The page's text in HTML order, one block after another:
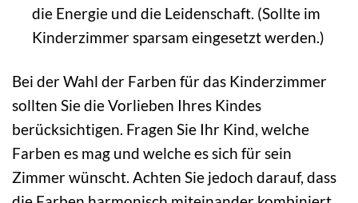
die Energie und die Leidenschaft. (Sollte im
Kinderzimmer sparsam eingesetzt werden.)
Bei der Wahl der Farben für das Kinderzimmer
sollten Sie die Vorlieben Ihres Kindes
berücksichtigen. Fragen Sie Ihr Kind, welche
Farben es mag und welche es sich für sein
Zimmer wünscht. Achten Sie jedoch darauf, dass